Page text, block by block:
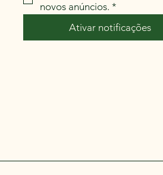
novos anúncios. *
Ativar notificações